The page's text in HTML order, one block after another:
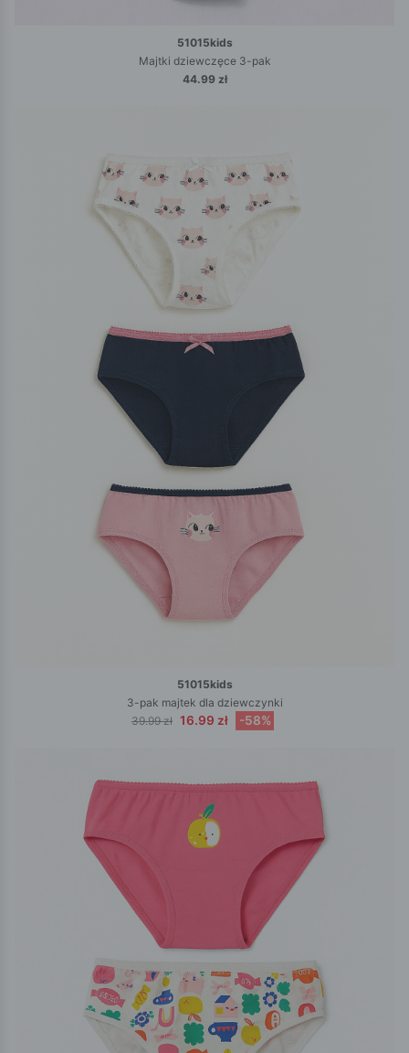
51015kids
Majtki dziewczęce 3-pak
44.99 zł
51015kids
3-pak majtek dla dziewczynki
39.99 zł 16.99 zł -58%